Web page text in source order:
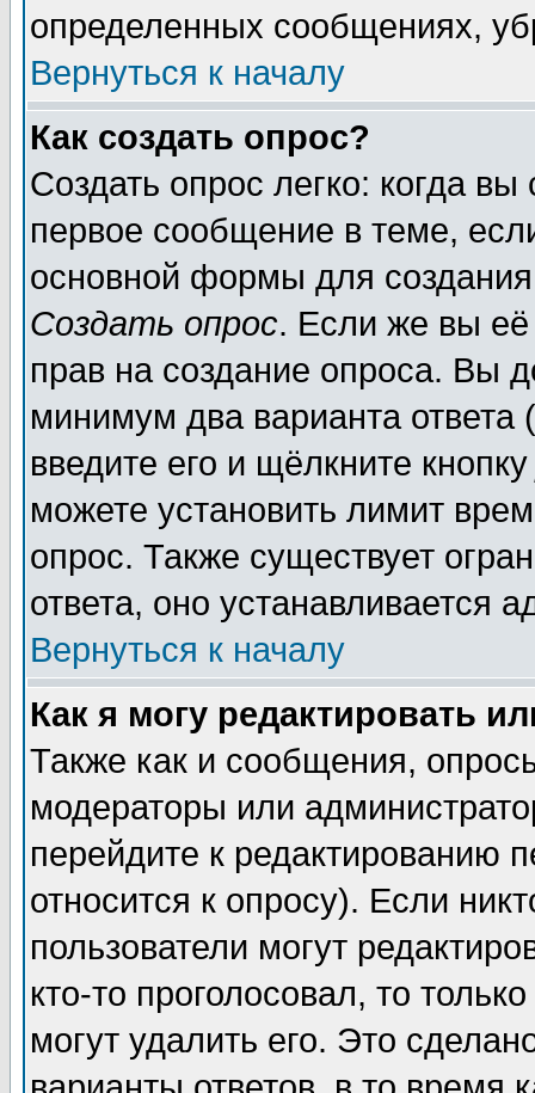
определенных сообщениях,
Вернуться к началу
Как создать опрос?
Создать опрос легко: когда
первое сообщение в теме,
основной формы для
Создать опрос. Если же вы её
прав на создание опроса. Вы
минимум два варианта ответа
введите его и щёлкните
можете установить лимит
опрос. Также существует
ответа, оно устанавливается
Вернуться к началу
Как я могу редактировать
Также как и сообщения,
модераторы или
перейдите к редактированию
относится к опросу). Если
пользователи могут
кто-то проголосовал, то
могут удалить его. Это